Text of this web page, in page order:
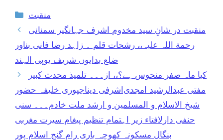
Categories
منقبت
منقبت در شانِ سید مخدوم اشرف جہانگیر سمنانی
رحمة اللہ علیہ،، رشحات قلم ۔ زاہد رضا فانی بناور
ضلع بدایوں شریف یوپی الہند
کیا ماہ صفر منحوس ہے؟،، از۔۔۔ تلمیذ محدث کبیر
مفتی عبدالرشید امجدی‌اشرفی دیناجپوری خلیفہ حضور
شیخ الاسلام و المسلمین و ارشد ملت خادم۔۔۔ سنی
حنفی دارلافتاء زیر اہتمام تنظیم پیغام سیرت مغربی
بنگال مسکونہ کھوچہ باری رام گنج اسلام پور